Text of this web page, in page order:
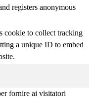
registers anonymous
cookie to collect tracking
a unique ID to embed
fornire ai visitatori